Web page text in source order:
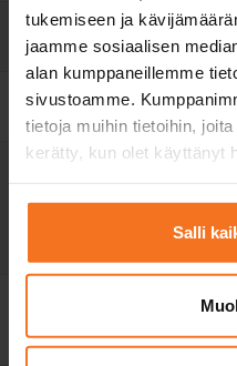
tukemiseen ja
jaamme sosiaalisen
alan kumppaneillemme
sivustoamme.
tietoja muihin tietoihin,
kerätty, kun olet käyttänyt
Salli
Elektronisk lärmiljö
och lärobok
Övningsprogram för
Utbildningsspråk på
E-teorilektioner på
finska,
myndighetsavgifter
999 €